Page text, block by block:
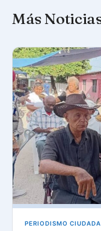
Más
PERIODISMO